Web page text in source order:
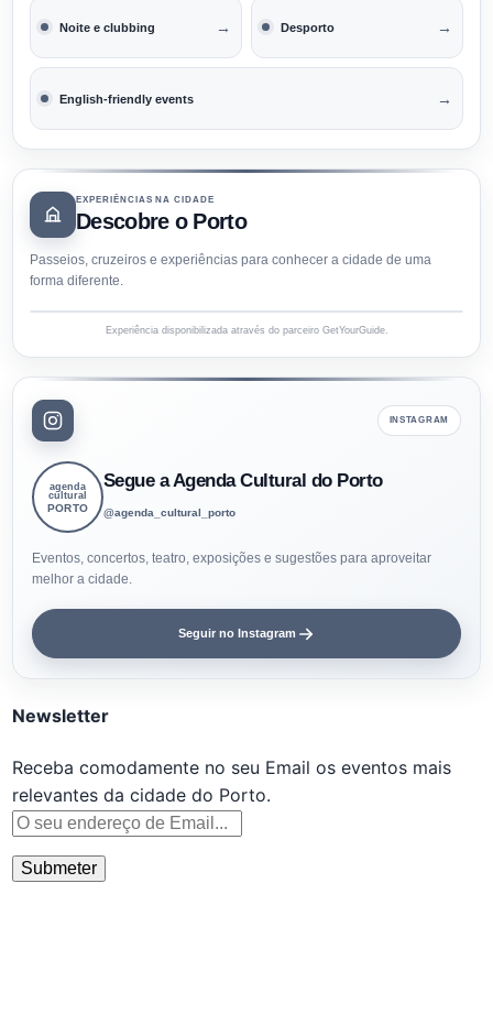
Noite e clubbing → Desporto →
English-friendly events →
EXPERIÊNCIAS NA CIDADE
Descobre o Porto
Passeios, cruzeiros e experiências para conhecer a cidade de uma
forma diferente.
Experiência disponibilizada através do parceiro GetYourGuide.
INSTAGRAM
agenda
cultural
PORTO
Segue a Agenda Cultural do Porto
@agenda_cultural_porto
Eventos, concertos, teatro, exposições e sugestões para aproveitar
melhor a cidade.
Seguir no Instagram
Newsletter
Receba comodamente no seu Email os eventos mais
relevantes da cidade do Porto.